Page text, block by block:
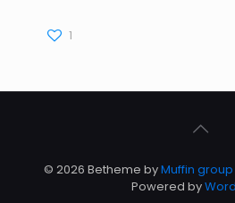
1
© 2026 Betheme byMuffin group
Powered by